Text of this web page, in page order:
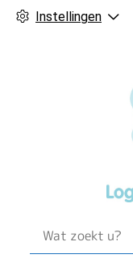
Instellingen